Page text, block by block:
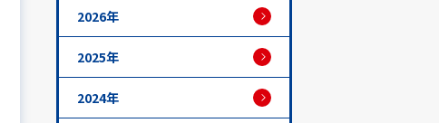
2026年
2025年
2024年